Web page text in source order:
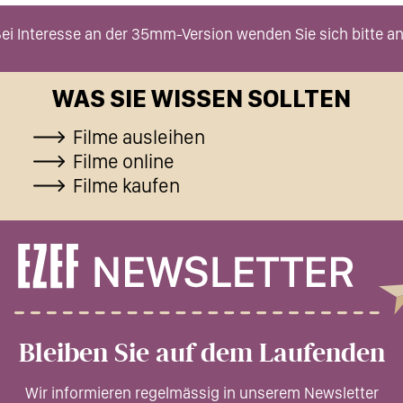
Interesse an der 35mm-Version wenden Sie sich bitte
WAS SIE WISSEN SOLLTEN
Filme ausleihen
Filme online
Filme kaufen
Bleiben Sie auf dem Laufenden
Wir informieren regelmässig in unserem Newsletter